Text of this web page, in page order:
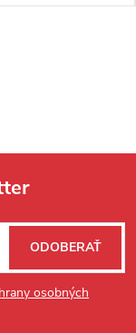
osobných
ODOBERAŤ